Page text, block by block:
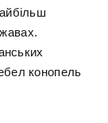
конопель